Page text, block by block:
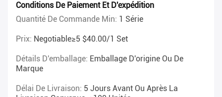
Conditions De Paiement Et D'expédition
Quantité De Commande Min: 1 Série
Prix: Negotiable≥5 $40.00/1 Set
Détails D'emballage: Emballage D'origine Ou De
Marque
Délai De Livraison: 5 Jours Avant Ou Après La